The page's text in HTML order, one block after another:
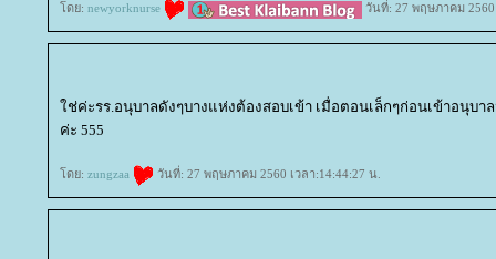
ดย: newyorknurse วันที่: 27 พฤษภาคม 2560
ช่ค่ะรร.อนุบาลดังๆบางแห่งต้องสอบเข้า เมื่อตอนเล็กๆก่อนเข้าอนุบา
ค่ะ 555
ดย: zungzaa วันที่: 27 พฤษภาคม 2560 เวลา:14:44:27 น.